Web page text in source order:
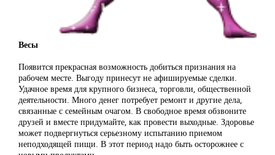
Весы
Появится прекрасная возможность добиться признания на
рабочем месте. Выгоду принесут не афишируемые сделки.
Удачное время для крупного бизнеса, торговли, общественной
деятельности. Много денег потребует ремонт и другие дела,
связанные с семейным очагом. В свободное время обзвоните
друзей и вместе придумайте, как провести выходные. Здоровье
может подвергнуться серьезному испытанию приемом
неподходящей пищи. В этот период надо быть осторожнее с